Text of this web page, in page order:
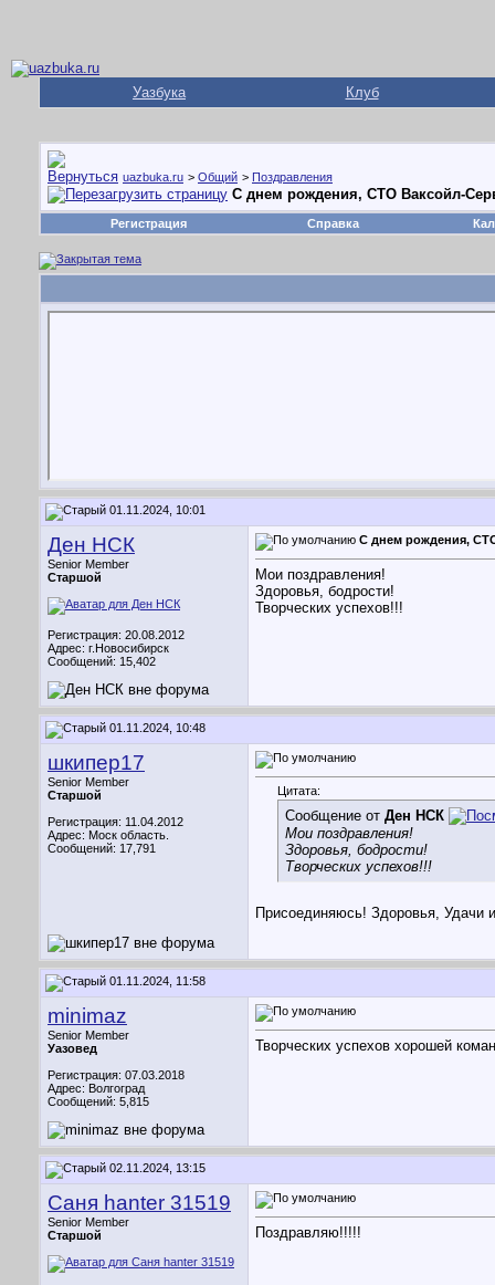
Уазбука Клуб
uazbuka.ru > Общий > Поздравления
С днем рождения, СТО Ваксойл-
Регистрация Справка
01.11.2024, 10:01
Ден НСК
Senior Member
Старшой
Регистрация: 20.08.2012
Адрес: г.Новосибирск
Сообщений: 15,402
С днем рождения,
Мои поздравления!
Здоровья, бодрости!
Творческих успехов!!!
01.11.2024, 10:48
шкипер17
Senior Member
Старшой
Регистрация: 11.04.2012
Адрес: Моск область.
Сообщений: 17,791
Цитата:
Сообщение от Ден НСК
Мои поздравления!
Здоровья, бодрости!
Творческих успехов!!!
Присоединяюсь! Здоровья, Удачи
01.11.2024, 11:58
minimaz
Senior Member
Уазовед
Регистрация: 07.03.2018
Адрес: Волгоград
Сообщений: 5,815
Творческих успехов хорошей
02.11.2024, 13:15
Саня hanter 31519
Senior Member
Старшой
Поздравляю!!!!!